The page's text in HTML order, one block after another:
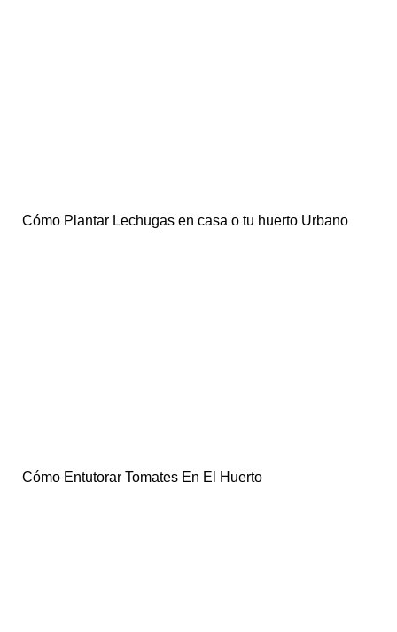
Cómo Plantar Lechugas en casa o tu huerto Urbano
Cómo Entutorar Tomates En El Huerto